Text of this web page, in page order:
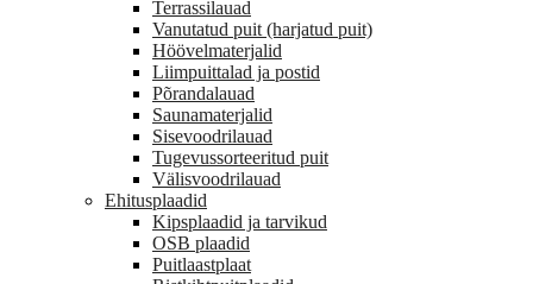
Terrassilauad
Vanutatud puit (harjatud puit)
Höövelmaterjalid
Liimpuittalad ja postid
Põrandalauad
Saunamaterjalid
Sisevoodrilauad
Tugevussorteeritud puit
Välisvoodrilauad
Ehitusplaadid
Kipsplaadid ja tarvikud
OSB plaadid
Puitlaastplaat